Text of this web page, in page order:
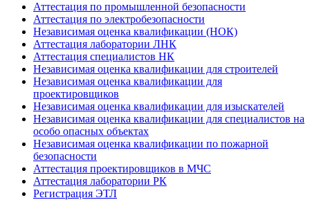
Аттестация по промышленной безопасности
Аттестация по электробезопасности
Независимая оценка квалификации (НОК)
Аттестация лаборатории ЛНК
Аттестация специалистов НК
Независимая оценка квалификации для строителей
Независимая оценка квалификации для
проектировщиков
Независимая оценка квалификации для изыскателей
Независимая оценка квалификации для специалистов на
особо опасных объектах
Независимая оценка квалификации по пожарной
безопасности
Аттестация проектировщиков в МЧС
Аттестация лаборатории РК
Регистрация ЭТЛ